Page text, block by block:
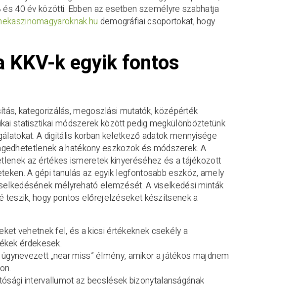
40 év közötti. Ebben az esetben személyre szabhatja
demográfiai csoportokat, hogy
KKV-k egyik fontos
kategorizálás, megoszlási mutatók, középérték
statisztikai módszerek között pedig megkülönböztetünk
A digitális korban keletkező adatok mennyisége
a hatékony eszközök és módszerek. A
az értékes ismeretek kinyeréséhez és a tájékozott
A gépi tanulás az egyik legfontosabb eszköz, amely
mélyreható elemzését. A viselkedési minták
teszik, hogy pontos előrejelzéseket készítsenek a
vehetnek fel, és a kicsi értékeknek csekély a
érdekesek.
„near miss” élmény, amikor a játékos majdnem
intervallumot az becslések bizonytalanságának